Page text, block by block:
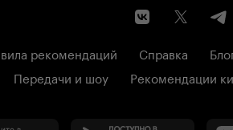
рекомендаций Справка
Передачи и шоу Рекомендации